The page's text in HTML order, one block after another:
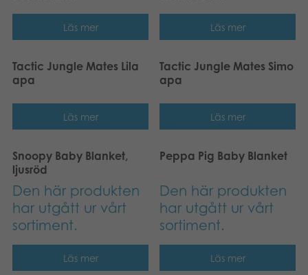
Läs mer Läs mer
Tactic Jungle Mates Lila
apa
Läs mer
Tactic Jungle Mates Simo
apa
Läs mer
Snoopy Baby Blanket,
ljusröd
Den här produkten
har utgått ur vårt
sortiment.
Läs mer
Peppa Pig Baby Blanket
Den här produkten
har utgått ur vårt
sortiment.
Läs mer